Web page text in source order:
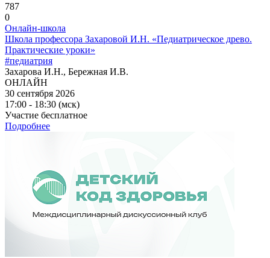
787
0
Онлайн-школа
Школа профессора Захаровой И.Н. «Педиатрическое древо.
Практические уроки»
#педиатрия
Захарова И.Н., Бережная И.В.
ОНЛАЙН
30 сентября 2026
17:00 - 18:30 (мск)
Участие бесплатное
Подробнее